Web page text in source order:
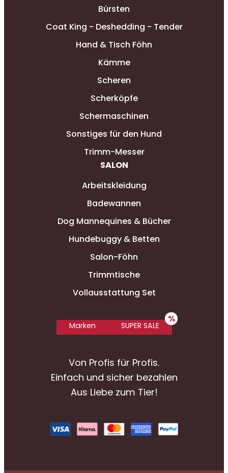
Bürsten
Coat King - Deshedding - Tender
Hand & Tisch Föhn
Kämme
Scheren
Scherköpfe
Schermaschinen
Sonstiges für den Hund
Trimm-Messer
SALON
Arbeitskleidung
Badewannen
Dog Mannequines & Bücher
Hundebuggy & Betten
Salon-Föhn
Trimmtische
Vollausstattung Set
Marken SUPER SALE
Von Profis für Profis.
Einfach und sicher bezahlen
Aus Liebe zum Tier!